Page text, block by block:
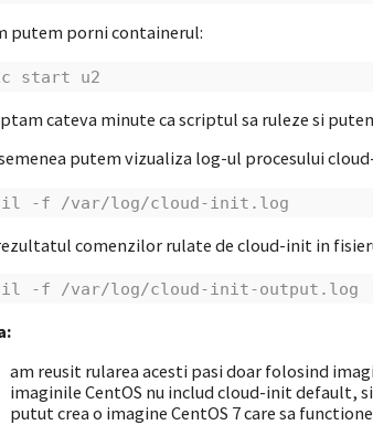
putem porni containerul:
start u2
cateva minute ca scriptul sa ruleze si
putem vizualiza log-ul procesului
-f /var/log/cloud-init.log
comenzilor rulate de cloud-init in
-f /var/log/cloud-init-output.log
am reusit rularea acesti pasi doar folosind
imaginile CentOS nu includ cloud-init default,
putut crea o imagine CentOS 7 care sa